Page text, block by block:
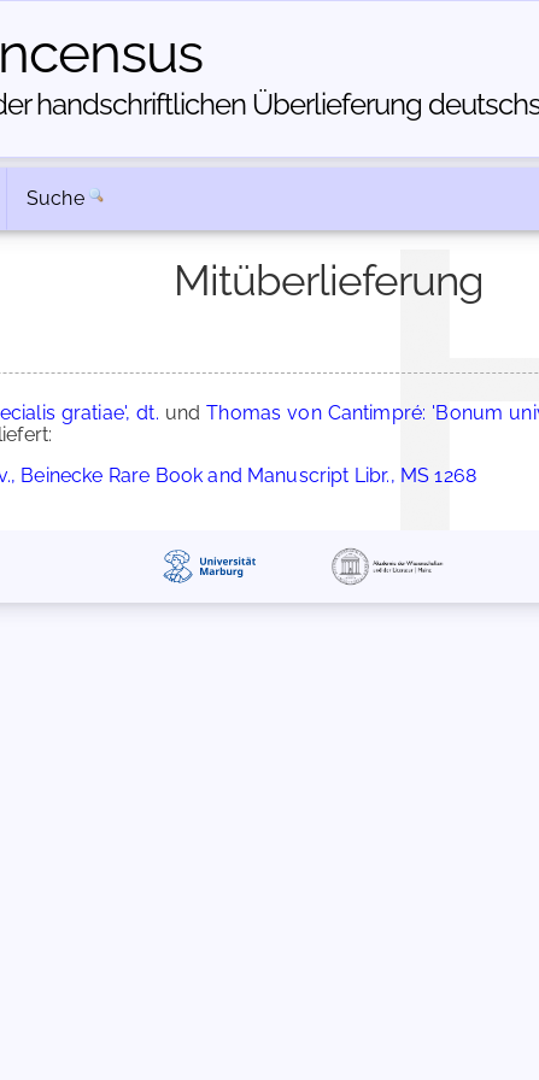
handschriftlichen Über­lieferung
Suche
Mitüberlieferung
gratiae', dt. undThomas von Cantimpré: 'Bonum
Beinecke Rare Book and Manuscript Libr., MS 1268